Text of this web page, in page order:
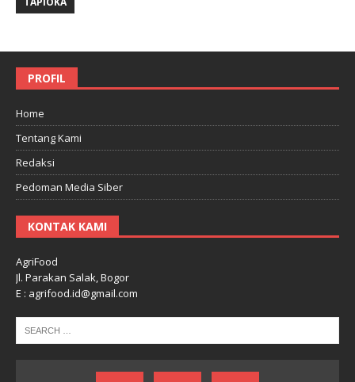
PROFIL
Home
Tentang Kami
Redaksi
Pedoman Media Siber
KONTAK KAMI
AgriFood
Jl. Parakan Salak, Bogor
E : agrifood.id@gmail.com